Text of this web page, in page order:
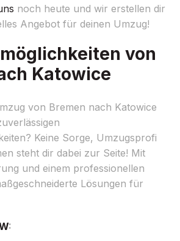
noch heute und wir erstellen dir
Angebot für deinen Umzug!
von
Katowice
von Bremen nach Katowice
Keine Sorge, Umzugsprofi
steht dir dabei zur Seite! Mit
und einem professionellen
Lösungen für
: